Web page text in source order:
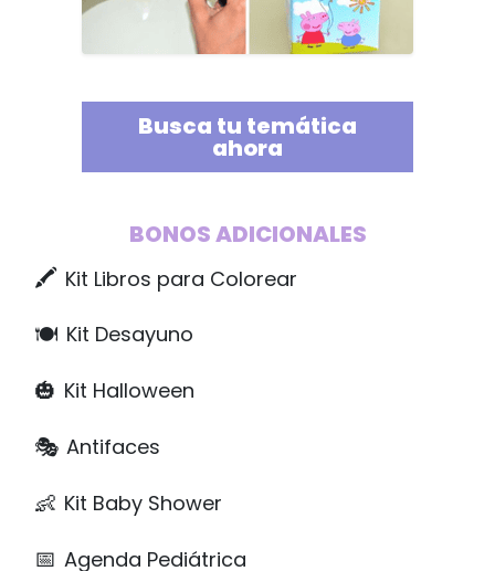
Busca tu temática
ahora
BONOS ADICIONALES
🖍️ Kit Libros para Colorear
🍽️ Kit Desayuno
🎃 Kit Halloween
🎭 Antifaces
👶 Kit Baby Shower
📅 Agenda Pediátrica